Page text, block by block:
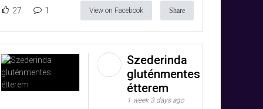
27 1 View on Facebook Share
Szederinda
gluténmentes
étterem
1 week 3 days ago